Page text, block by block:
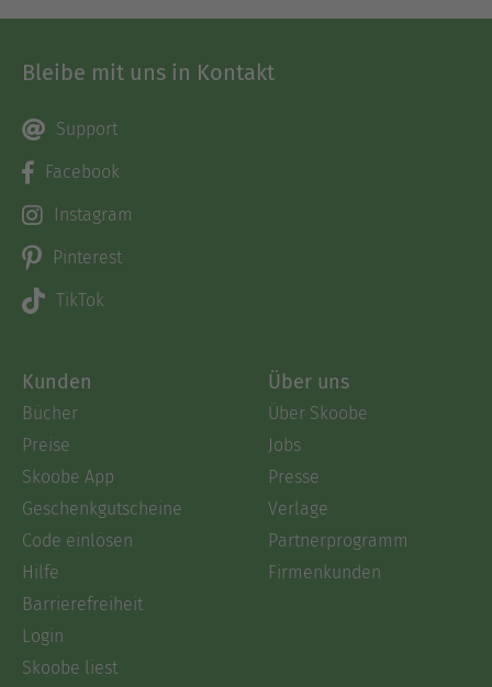
Bleibe mit uns in Kontakt
Support
Facebook
Instagram
Pinterest
TikTok
Kunden
Bücher
Preise
Skoobe App
Geschenkgutscheine
Code einlösen
Hilfe
Barrierefreiheit
Login
Skoobe liest
Über uns
Über Skoobe
Jobs
Presse
Verlage
Partnerprogramm
Firmenkunden